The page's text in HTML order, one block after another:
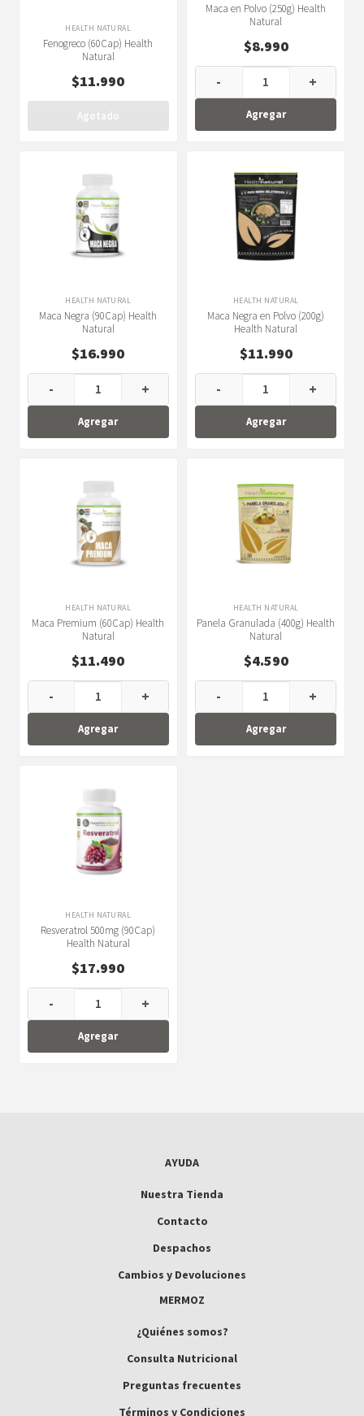
HEALTH NATURAL
Fenogreco (60Cap) Health
Natural
$11.990
Agotado
Maca en Polvo (250g) Health
Natural
$8.990
-
+
Agregar
HEALTH NATURAL
Maca Negra (90Cap) Health
Natural
$16.990
-
+
Agregar
HEALTH NATURAL
Maca Negra en Polvo (200g)
Health Natural
$11.990
-
+
Agregar
HEALTH NATURAL
Maca Premium (60Cap) Health
Natural
$11.490
-
+
Agregar
HEALTH NATURAL
Panela Granulada (400g) Health
Natural
$4.590
-
+
Agregar
HEALTH NATURAL
Resveratrol 500mg (90Cap)
Health Natural
$17.990
-
+
Agregar
AYUDA
Nuestra Tienda
Contacto
Despachos
Cambios y Devoluciones
MERMOZ
¿Quiénes somos?
Consulta Nutricional
Preguntas frecuentes
Términos y Condiciones